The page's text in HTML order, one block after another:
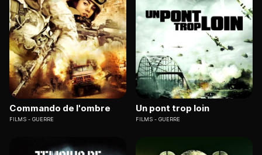
Commando de l'ombre
FILMS GUERRE
Un pont trop loin
FILMS GUERRE